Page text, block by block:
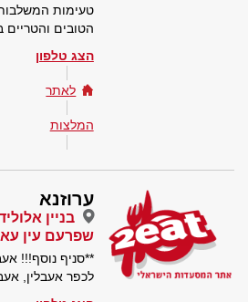
טעימות
הטובים והטריים
הצג טלפון
לאתר
המלצות
ערוזנא
בניין
שפרעם עין
**סניף נוסף!!!
לכפר אעבלין, אעבלין. 053-